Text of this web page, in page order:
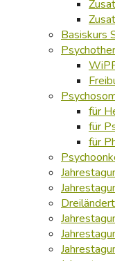
Basiskurs
für
für
für